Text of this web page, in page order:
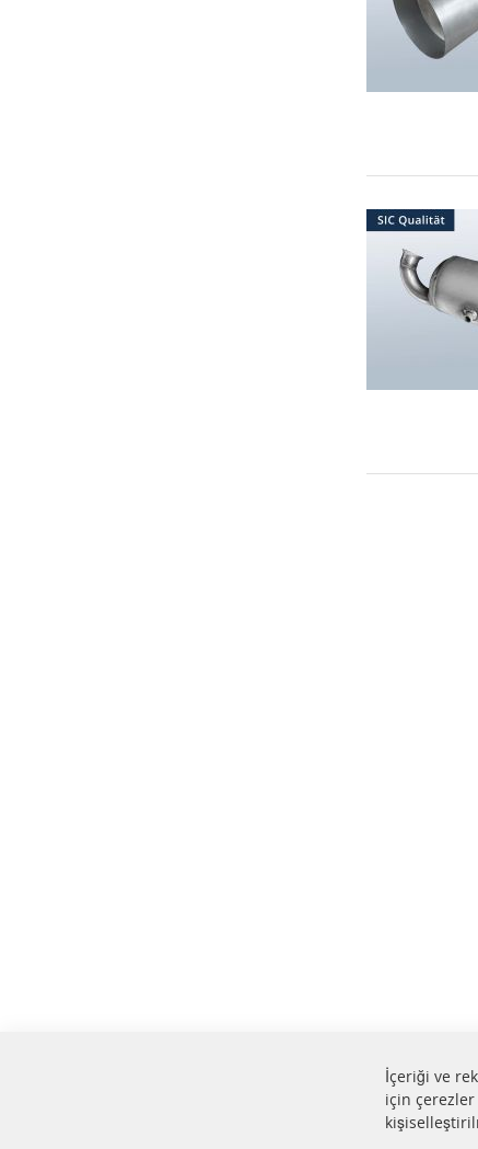
İçeriği ve
için çerezler